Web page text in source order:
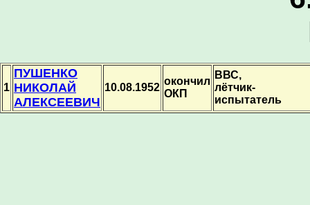
1
ПУШЕНКО
НИКОЛАЙ
АЛЕКСЕЕВИЧ
10.08.1952
окончил
ОКП
ВВС,
лётчик-
испытатель